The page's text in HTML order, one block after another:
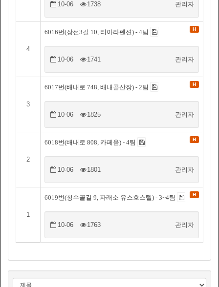
10-06 1738 관리자
4
6016번(장선3길 10, 티아라펜션) - 4팀 H
10-06 1741 관리자
3
6017번(배내로 748, 배내골산장) - 2팀 H
10-06 1825 관리자
2
6018번(배내로 808, 카페옴) - 4팀 H
10-06 1801 관리자
1
6019번(청수골길 9, 파래소 유스호스텔) - 3~4팀 H
10-06 1763 관리자